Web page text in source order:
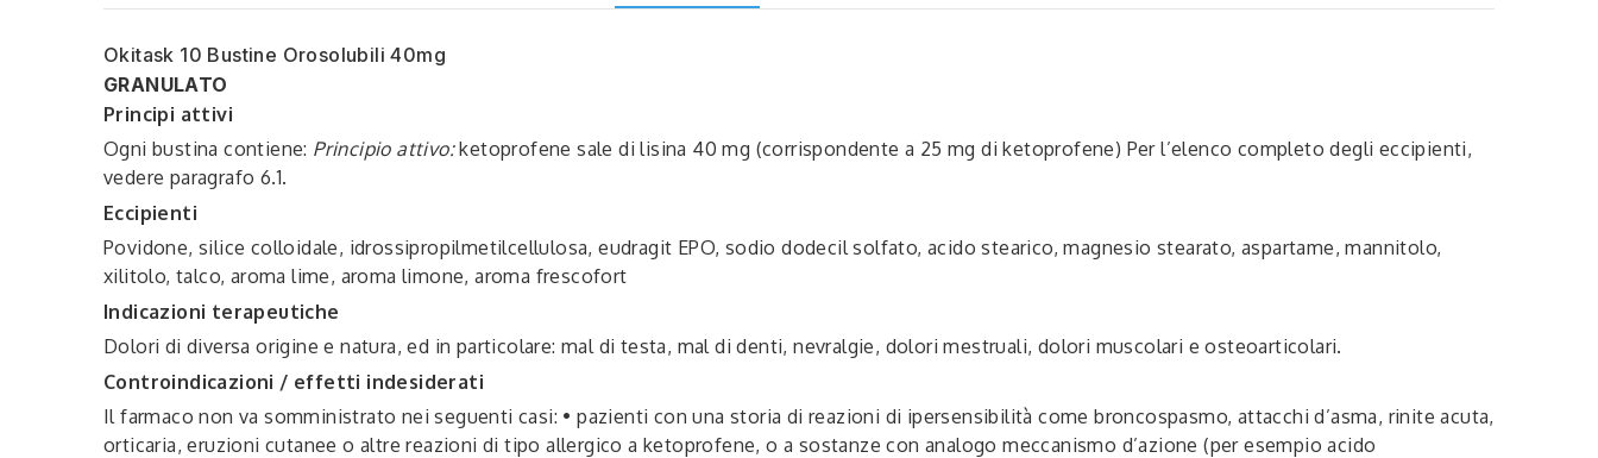
Okitask 10 Bustine Orosolubili 40mg
GRANULATO
Principi attivi
Ogni bustina contiene: Principio attivo:ketoprofene sale di lisina 40 mg (corrispondente a 25 mg di ketoprofene) Per l’elenco completo degli eccipienti,
vedere paragrafo 6.1.
Eccipienti
Povidone, silice colloidale, idrossipropilmetilcellulosa, eudragit EPO, sodio dodecil solfato, acido stearico, magnesio stearato, aspartame, mannitolo,
xilitolo, talco, aroma lime, aroma limone, aroma frescofort
Indicazioni terapeutiche
Dolori di diversa origine e natura, ed in particolare: mal di testa, mal di denti, nevralgie, dolori mestruali, dolori muscolari e osteoarticolari.
Controindicazioni / effetti indesiderati
Il farmaco non va somministrato nei seguenti casi: • pazienti con una storia di reazioni di ipersensibilità come broncospasmo, attacchi d’asma, rinite acuta,
orticaria, eruzioni cutanee o altre reazioni di tipo allergico a ketoprofene, o a sostanze con analogo meccanismo d’azione (per esempio acido